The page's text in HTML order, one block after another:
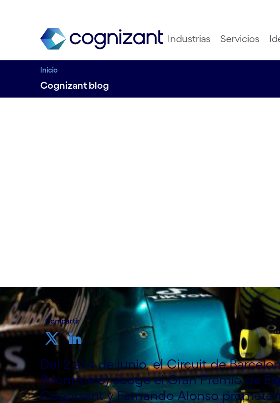
Industrias Servicios
Inicio
Cognizant blog
Compartir
Del 2 al 4 de junio, el Circuit de
(Montmeló) acoge el Gran Premio de
Cognizant y Fernando Alonso